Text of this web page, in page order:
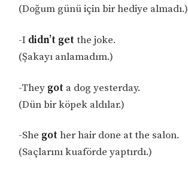
(Doğum günü için bir hediye almadı.)
-I didn’t get the joke.
(Şakayı anlamadım.)
-They got a dog yesterday.
(Dün bir köpek aldılar.)
-She gother hair done at the salon.
(Saçlarını kuaförde yaptırdı.)